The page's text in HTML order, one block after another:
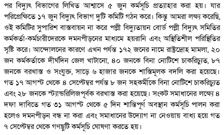
পর বিদ্যুৎ বিভাগের লিখিত আশ্বাসে ৫ জুন কর্মসূচি প্রত্যাহার করা হয়। যার
পরিপ্রেক্ষিতে ১৭ জুন বিদ্যুৎ বিভাগ দুটি কমিটি গঠন করে। কিন্তু আমরা লক্ষ্য করেছি,
ওই কমিটির সুপারিশ বাস্তবায়ন না করে পল্লী বিদ্যুতায়ন বোর্ড পল্লী বিদ্যুৎ সমিতির
কর্মকর্তা-কর্মচারীদেরকে দমনপীড়নের মাধ্যমে হয়রানি এবং অস্থিতিশীল পরিস্থিতির
সৃষ্টি করে। আন্দোলনের কারণে এখন পর্যন্ত ১৭২ জনের নামে রাষ্ট্রদ্রোহ মামলা, ২০
জন কর্মকর্তাকে দীর্ঘদিন জেল খাটানো, ৪০ জনকে বিনা নোটিশে চাকরিচ্যুত, ৮৭
জনকে বরখাস্ত ও সংযুক্ত, সাড়ে ৬ হাজার জনকে শাস্তিমূলক বদলি করা হয়েছে।
গত ১৭ আগস্ট থেকে ৪ সেপ্টেম্বর পর্যন্ত ৮ জন সহকর্মীকে বিনা নোটিশে চাকরিচ্যুত
এবং ২৮ জনকে স্ট্যান্ডরিলিজপূর্বক বরখাস্ত করা হয়েছে। সংকট সমাধানের লক্ষ্যে ৪
দফা দাবিতে গত ৩১ আগস্ট থেকে ৫ দিন শান্তিপূর্ণ অবস্থান কর্মসূচি পালন করা
হলেও দমনপীড়ন বন্ধ না করা এবং সমাধানের উদ্যোগ না নেওয়ায় বাধ্য হয়ে গত
৭ সেপ্টেম্বর থেকে গণছুটি কর্মসূচি ঘোষণা করতে হয়।